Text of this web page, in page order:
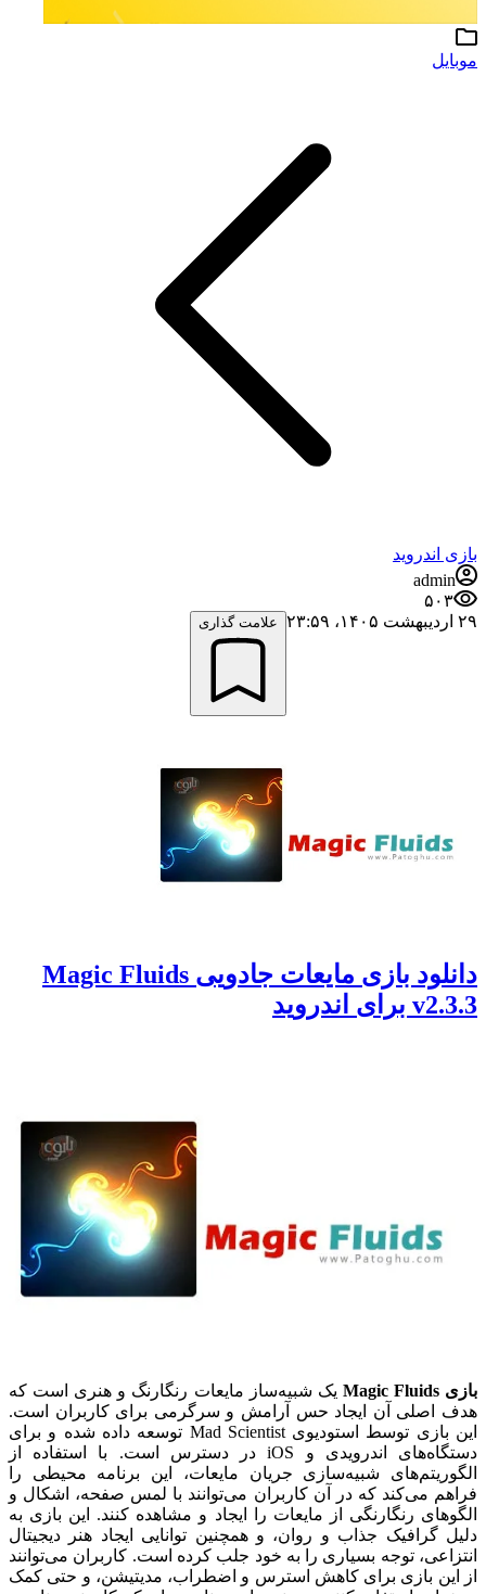
موبایل
بازی اندروید
admin
۵۰۳
۲۹ اردیبهشت ۱۴۰۵،‏ ۲۳:۵۹
علامت گذاری
دانلود بازی مایعات جادویی Magic Fluids
v2.3.3 برای اندروید
بازی Magic Fluids
یک شبیه‌ساز مایعات رنگارنگ و هنری است که
هدف اصلی آن ایجاد حس آرامش و سرگرمی برای کاربران است.
این بازی توسط استودیوی Mad Scientist توسعه داده شده و برای
دستگاه‌های اندرویدی و iOS در دسترس است. با استفاده از
الگوریتم‌های شبیه‌سازی جریان مایعات، این برنامه محیطی را
فراهم می‌کند که در آن کاربران می‌توانند با لمس صفحه، اشکال و
الگوهای رنگارنگی از مایعات را ایجاد و مشاهده کنند.
این بازی به
دلیل گرافیک جذاب و روان، و همچنین توانایی ایجاد هنر دیجیتال
انتزاعی، توجه بسیاری را به خود جلب کرده است. کاربران می‌توانند
از این بازی برای کاهش استرس و اضطراب، مدیتیشن، و حتی کمک